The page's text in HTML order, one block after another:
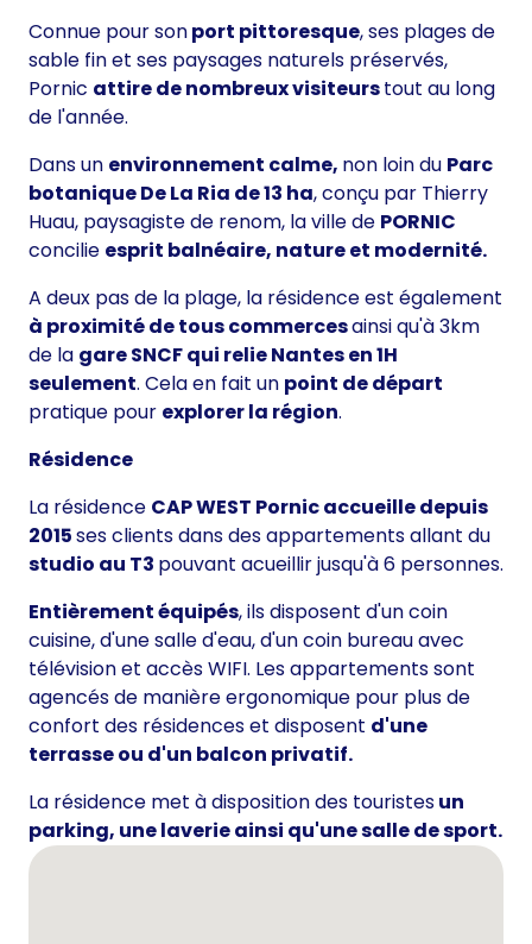
Connue pour sonport pittoresque, ses plages de
sable fin et ses paysages naturels préservés,
Pornic attire de nombreux visiteurstout au long
de l'année.
Dans un environnement calme, non loin du Parc
botanique De La Ria de 13 ha, conçu par Thierry
Huau, paysagiste de renom, la ville de PORNIC
concilie esprit balnéaire, nature et modernité.
A deux pas de la plage, la résidence est également
à proximité de tous commercesainsi qu'à 3km
de la gare SNCF qui relie Nantes en 1H
seulement. Cela en fait un point de départ
pratique pour explorer la région.
Résidence
La résidence CAP WEST Pornic accueille depuis
2015ses clients dans des appartements allant du
studio au T3 pouvant acueillir jusqu'à 6 personnes.
Entièrement équipés, ils disposent d'un coin
cuisine, d'une salle d'eau, d'un coin bureau avec
télévision et accès WIFI. Les appartements sont
agencés de manière ergonomique pour plus de
confort des résidences et disposent d'une
terrasse ou d'un balcon privatif.
La résidence met à disposition des touristesun
parking, une laverie ainsi qu'une salle de sport.